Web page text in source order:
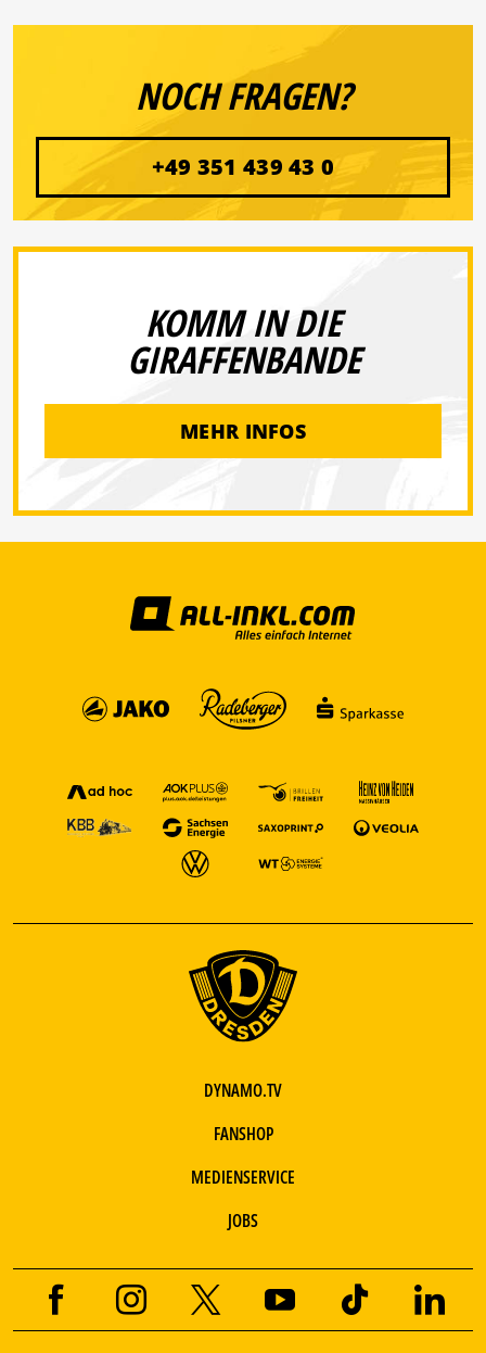
NOCH FRAGEN?
+49 351 439 43 0
KOMM IN DIE
GIRAFFENBANDE
MEHR INFOS
DYNAMO.TV
FANSHOP
MEDIENSERVICE
JOBS